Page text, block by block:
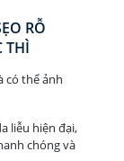
RỖ
THÌ
có thể ảnh
liễu hiện đại,
chóng và